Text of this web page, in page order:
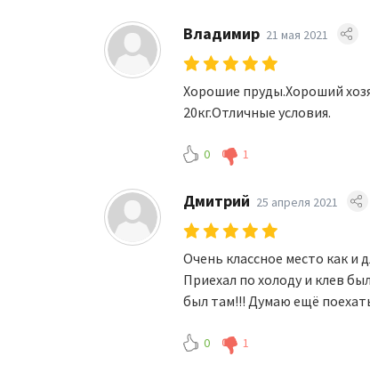
Владимир 21 мая 2021
Хорошие пруды.Хороший
20кг.Отличные условия.
0 1
Дмитрий 25 апреля 2021
Очень классное место как и
Приехал по холоду и клев
был там!!! Думаю ещё
0 1